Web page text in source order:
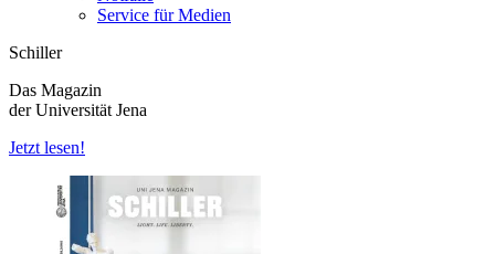
Service für Medien
Schiller
Das Magazin
der Universität Jena
Jetzt lesen!